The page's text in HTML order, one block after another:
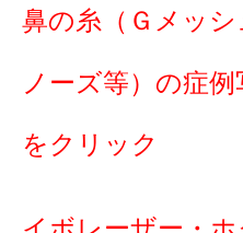
鼻の糸（Ｇメッ
ノーズ等）の症例
をクリック